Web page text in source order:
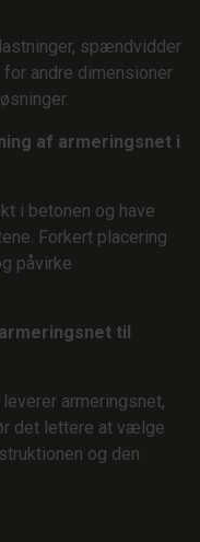
spændvidder
andre dimensioner
af armeringsnet i
i betonen og have
Forkert placering
påvirke
til
armeringsnet,
det lettere at vælge
og den